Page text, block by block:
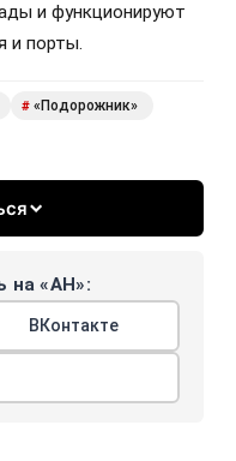
и функционируют
и порты.
# «Подорожник»
на «АН»:
ВКонтакте